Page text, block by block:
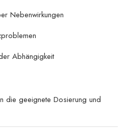
Nebenwirkungen
Abhängigkeit
die geeignete Dosierung und